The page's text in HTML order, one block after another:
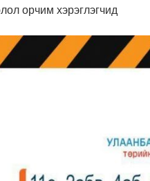
орчим хэрэглэгчид